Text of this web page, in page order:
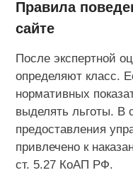
Правила
сайте
После экспертной
определяют класс.
нормативных
выделять льготы. В
предоставления
привлечено к
ст. 5.27 КоАП РФ.